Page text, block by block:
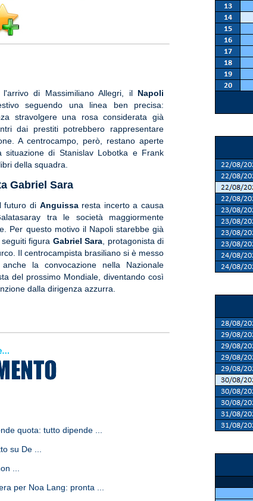
di Massimiliano Allegri, il Napoli
seguendo una linea ben precisa:
stravolgere una rosa considerata già
dai prestiti potrebbero rappresentare
A centrocampo, però, restano aperte
situazione di Stanislav Lobotka e Frank
della squadra.
Gabriel Sara
futuro di Anguissa resta incerto a causa
tra le società maggiormente
Per questo motivo il Napoli starebbe già
figura Gabriel Sara , protagonista di
Il centrocampista brasiliano si è messo
la convocazione nella Nazionale
del prossimo Mondiale, diventando così
dalla dirigenza azzurra.
quota: tutto dipende ...
su De ...
...
per Noa Lang: pronta ...